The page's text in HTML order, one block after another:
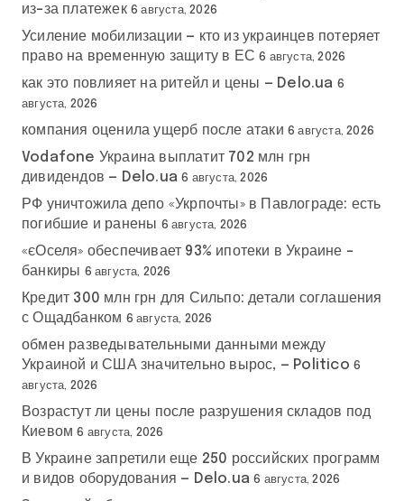
из-за платежек 6 августа, 2026
Усиление мобилизации — кто из украинцев потеряет
право на временную защиту в ЕС 6 августа, 2026
как это повлияет на ритейл и цены — Delo.ua 6
августа, 2026
компания оценила ущерб после атаки 6 августа, 2026
Vodafone Украина выплатит 702 млн грн
дивидендов — Delo.ua 6 августа, 2026
РФ уничтожила депо «Укрпочты» в Павлограде: есть
погибшие и ранены 6 августа, 2026
«єОселя» обеспечивает 93% ипотеки в Украине –
банкиры 6 августа, 2026
Кредит 300 млн грн для Сильпо: детали соглашения
с Ощадбанком 6 августа, 2026
обмен разведывательными данными между
Украиной и США значительно вырос, — Politico 6
августа, 2026
Возрастут ли цены после разрушения складов под
Киевом 6 августа, 2026
В Украине запретили еще 250 российских программ
и видов оборудования — Delo.ua 6 августа, 2026